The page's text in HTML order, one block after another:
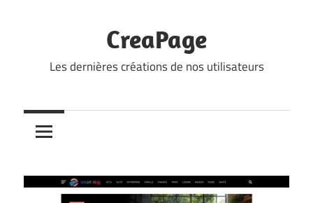
CreaPage
Les dernières créations de nos utilisateurs